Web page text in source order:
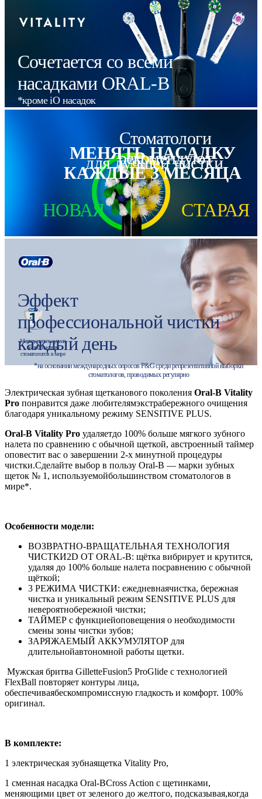
устройства.
Сочетается со всеми
насадками ORAL-B
*кроме iO насадок
Стоматологи
рекомендуют
МЕНЯТЬ НАСАДКУ
КАЖДЫЕ 3 МЕСЯЦА
для лучшей чистки
НОВАЯ СТАРАЯ
Эффект
профессиональной чистки
каждый день
Марка, используемая
большинством
стоматологов в мире
*на основании международных опросов P&G среди репрезентативной выборки
стоматологов, проводимых регулярно
Электрическая зубная щетканового поколения Oral-B Vitality
Pro понравится даже любителямэкстрабережного очищения
благодаря уникальному режиму SENSITIVE PLUS.
Oral-B Vitality Pro удаляетдо 100% больше мягкого зубного
налета по сравнению с обычной щеткой, австроенный таймер
оповестит вас о завершении 2-х минутной процедуры
чистки.Сделайте выбор в пользу Oral-B — марки зубных
щеток № 1, используемойбольшинством стоматологов в
мире*.
Особенности модели:
ВОЗВРАТНО-ВРАЩАТЕЛЬНАЯ ТЕХНОЛОГИЯ
ЧИСТКИ2D ОТ ORAL-B: щётка вибрирует и крутится,
удаляя до 100% больше налета посравнению с обычной
щёткой;
3 РЕЖИМА ЧИСТКИ: ежедневнаячистка, бережная
чистка и уникальный режим SENSITIVE PLUS для
невероятнобережной чистки;
ТАЙМЕР с функциейоповещения о необходимости
смены зоны чистки зубов;
ЗАРЯЖАЕМЫЙ АККУМУЛЯТОР для
длительнойавтономной работы щетки.
Мужская бритва GilletteFusion5 ProGlide с технологией
FlexBall повторяет контуры лица,
обеспечиваябескомпромиссную гладкость и комфорт. 100%
оригинал.
В комплекте:
1 электрическая зубнаящетка Vitality Pro,
1 сменная насадка Oral-BCross Action с щетинками,
меняющими цвет от зеленого до желтого, подсказывая,когда